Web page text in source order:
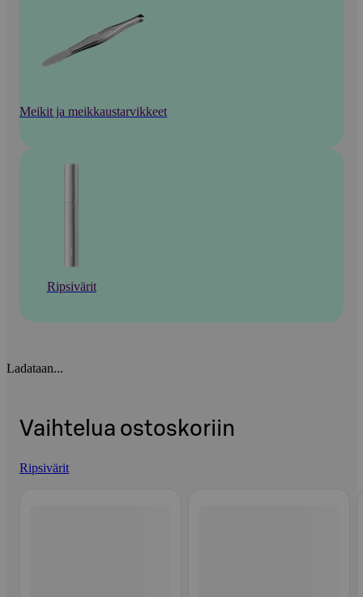
Meikit ja meikkaustarvikkeet
Ripsivärit
Ladataan...
Vaihtelua ostoskoriin
Ripsivärit